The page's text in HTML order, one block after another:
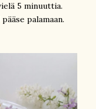
5 minuuttia.
palamaan.